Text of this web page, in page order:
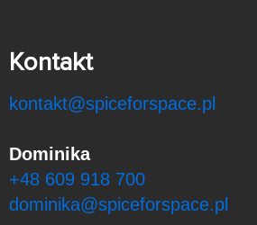
Kontakt
kontakt@spiceforspace.pl
Dominika
+48 609 918 700
dominika@spiceforspace.pl